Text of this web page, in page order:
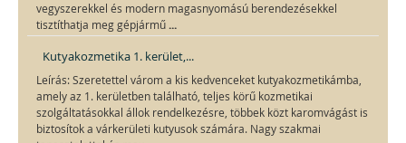
vegyszerekkel és modern magasnyomású berendezésekkel
tisztíthatja meg gépjármű ...
Kutyakozmetika 1. kerület,...
Leírás: Szeretettel várom a kis kedvenceket kutyakozmetikámba,
amely az 1. kerületben található, teljes körű kozmetikai
szolgáltatásokkal állok rendelkezésre, többek közt karomvágást is
biztosítok a várkerületi kutyusok számára. Nagy szakmai